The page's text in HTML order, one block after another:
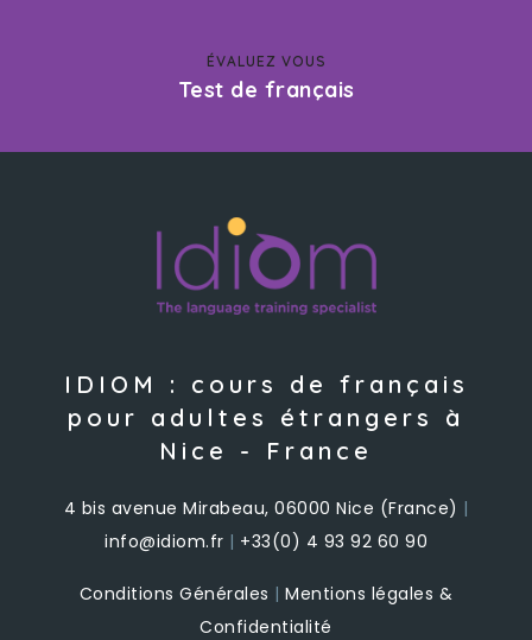
ÉVALUEZ VOUS
Test de français
IDIOM : cours de français
pour adultes étrangers à
Nice - France
4 bis avenue Mirabeau, 06000 Nice (France) |
info@idiom.fr | +33(0) 4 93 92 60 90
Conditions Générales |Mentions légales &
Confidentialité